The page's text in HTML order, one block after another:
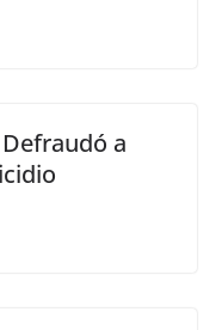
a